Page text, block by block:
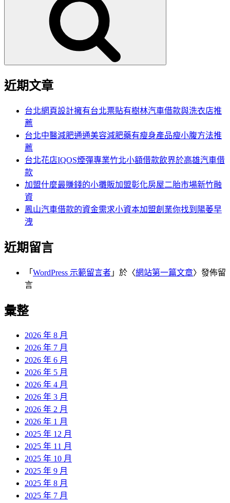
近期文章
台北網頁設計擁有台北票貼有樹林汽車借款與洗衣店推
薦
台北中醫減肥通通美容減肥藥有瘦身產品瘦小腹方法推
薦
台北花店IQOS煙彈專業竹北小額借款飲界於高雄汽車借
款
加盟什麼最賺錢的小攤販加盟彰化房屋二胎市場新竹融
資
鳳山汽車借款的資金需求小資本加盟創業你找到陽萎早
洩
近期留言
「 WordPress 示範留言者 」於〈網站第一篇文章〉發佈留
言
彙整
2026 年 8 月
2026 年 7 月
2026 年 6 月
2026 年 5 月
2026 年 4 月
2026 年 3 月
2026 年 2 月
2026 年 1 月
2025 年 12 月
2025 年 11 月
2025 年 10 月
2025 年 9 月
2025 年 8 月
2025 年 7 月